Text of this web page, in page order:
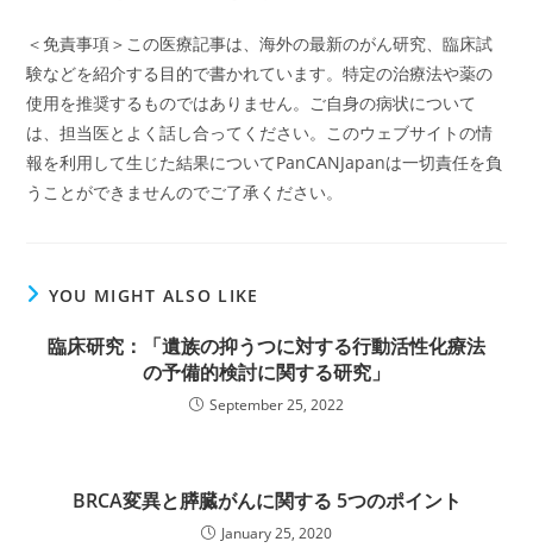
＜免責事項＞この医療記事は、海外の最新のがん研究、臨床試
験などを紹介する目的で書かれています。特定の治療法や薬の
使用を推奨するものではありません。ご自身の病状について
は、担当医とよく話し合ってください。このウェブサイトの情
報を利用して生じた結果についてPanCANJapanは一切責任を負
うことができませんのでご了承ください。
YOU MIGHT ALSO LIKE
臨床研究：「遺族の抑うつに対する行動活性化療法
の予備的検討に関する研究」
September 25, 2022
BRCA変異と膵臓がんに関する 5つのポイント
January 25, 2020